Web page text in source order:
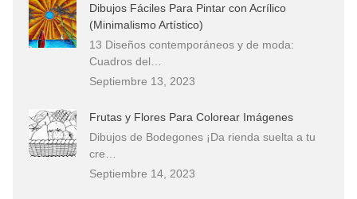
Dibujos Fáciles Para Pintar con Acrílico
(Minimalismo Artístico)
13 Diseños contemporáneos y de moda:
Cuadros del…
Septiembre 13, 2023
Frutas y Flores Para Colorear Imágenes
Dibujos de Bodegones ¡Da rienda suelta a tu
cre…
Septiembre 14, 2023